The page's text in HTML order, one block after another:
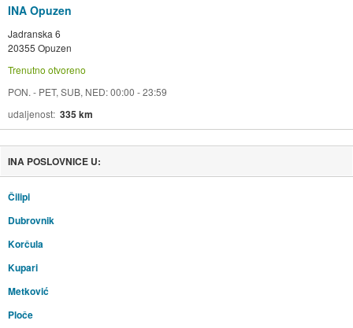
INA Opuzen
Jadranska 6
20355 Opuzen
Trenutno otvoreno
PON. - PET, SUB, NED: 00:00 - 23:59
udaljenost 335 km
INA POSLOVNICE U:
Čilipi
Dubrovnik
Korčula
Kupari
Metković
Ploče